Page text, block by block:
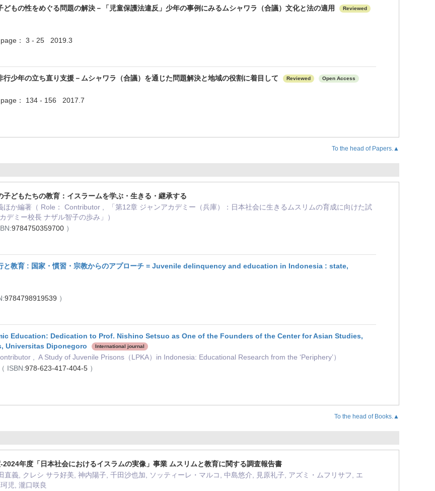
どもの性をめぐる問題の解決－「児童保護法違反」少年の事例にみるムシャワラ（合議）文化と法の適用
Reviewed
： 3 - 25 2019.3
行少年の立ち直り支援－ムシャワラ（合議）を通じた問題解決と地域の役割に着目して Reviewed Open Access
： 134 - 156 2017.7
To the head of Papers.▲
子どもたちの教育：イスラームを学ぶ・生きる・継承する
ほか編著（ Role： Contributor , 「第12章 ジャンアカデミー（兵庫）：日本社会に生きるムスリムの育成に向けた試
デミー校長 ナザル智子の歩み」）
9784750359700 ）
と教育 : 国家・慣習・宗教からのアプローチ = Juvenile delinquency and education in Indonesia : state,
9784798919539 ）
Education: Dedication to Prof. Nishino Setsuo as One of the Founders of the Center for Asian Studies,
Universitas Diponegoro
International journal
, A Study of Juvenile Prisons（LPKA）in Indonesia: Educational Research from the ‘Periphery’）
（ ISBN:978-623-417-404-5 ）
To the head of Books.▲
年度「日本社会におけるイスラムの実像」事業 ムスリムと教育に関する調査報告書
直義, クレシ サラ好美, 神内陽子, 千田沙也加, ソッティーレ・マルコ, 中島悠介, 見原礼子, アズミ・ムフリサフ, エ
児, 瀧口咲良